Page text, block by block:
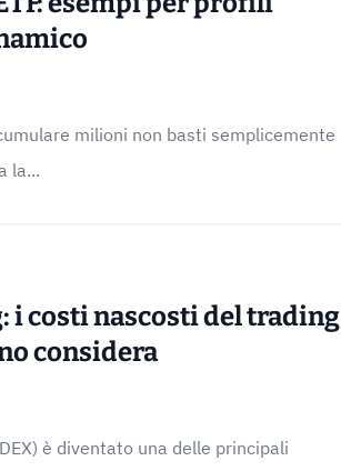
milioni non basti semplicemente
la...
costi nascosti del trading
considera
è diventato una delle principali